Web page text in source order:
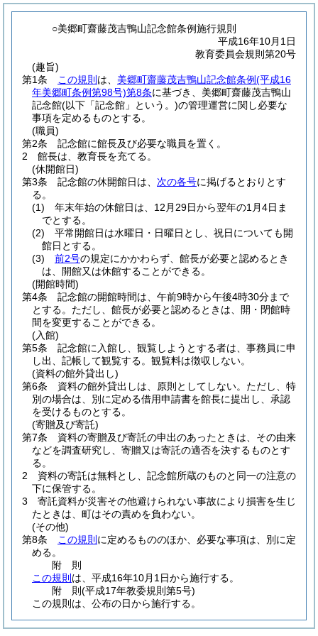
○美郷町齋藤茂吉鴨山記念館条例施行規則
平成16年10月1日
教育委員会規則第20号
(趣旨)
第1条
この規則 は、 美郷町齋藤茂吉鴨山記念館条例(平成16
年美郷町条例第98号)第8条に基づき、美郷町齋藤茂吉鴨山
記念館(以下「記念館」という。)の管理運営に関し必要な
事項を定めるものとする。
(職員)
第2条
記念館に館長及び必要な職員を置く。
2
館長は、教育長を充てる。
(休開館日)
第3条
記念館の休開館日は、 次の各号に掲げるとおりとす
る。
(1)
年末年始の休館日は、12月29日から翌年の1月4日ま
でとする。
(2)
平常開館日は水曜日・日曜日とし、祝日についても開
館日とする。
(3)
前2号の規定にかかわらず、館長が必要と認めるとき
は、開館又は休館することができる。
(開館時間)
第4条
記念館の開館時間は、午前9時から午後4時30分まで
とする。 ただし、館長が必要と認めるときは、開・閉館時
間を変更することができる。
(入館)
第5条
記念館に入館し、観覧しようとする者は、事務員に申
し出、記帳して観覧する。 観覧料は徴収しない。
(資料の館外貸出し)
第6条
資料の館外貸出しは、原則としてしない。 ただし、特
別の場合は、別に定める借用申請書を館長に提出し、承認
を受けるものとする。
(寄贈及び寄託)
第7条
資料の寄贈及び寄託の申出のあったときは、その由来
などを調査研究し、寄贈又は寄託の適否を決するものとす
る。
2
資料の寄託は無料とし、記念館所蔵のものと同一の注意の
下に保管する。
3
寄託資料が災害その他避けられない事故により損害を生じ
たときは、町はその責めを負わない。
(その他)
第8条
この規則 に定めるもののほか、必要な事項は、別に定
める。
附 則
この規則 は、平成16年10月1日から施行する。
附 則(平成17年教委規則第5号)
この規則は、公布の日から施行する。